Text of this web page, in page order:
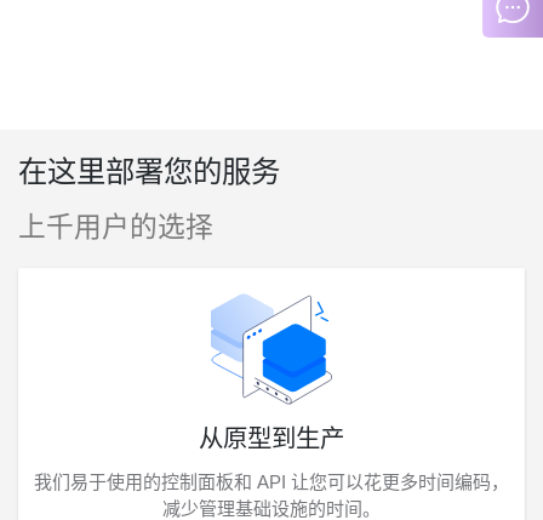
在这里部署您的服务
上千用户的选择
从原型到生产
我们易于使用的控制面板和 API 让您可以花更多时间编码，
减少管理基础设施的时间。